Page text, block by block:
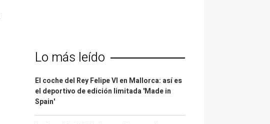
Lo más leído
El coche del Rey Felipe VI en Mallorca: así es
el deportivo de edición limitada 'Made in
Spain'